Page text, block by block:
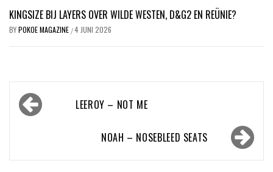
KINGSIZE BIJ LAYERS OVER WILDE WESTEN, D&G2 EN REÜNIE?
BYPOKOE MAGAZINE /4 JUNI 2026
Bericht
navigatie LEEROY – NOT ME
NOAH – NOSEBLEED SEATS